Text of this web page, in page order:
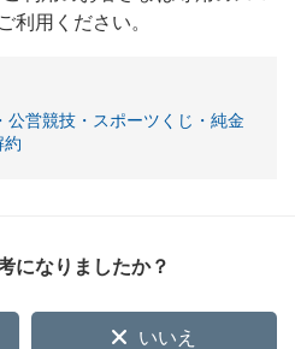
利用ください。
公営競技・スポーツくじ・純金
約
になりましたか？
いいえ